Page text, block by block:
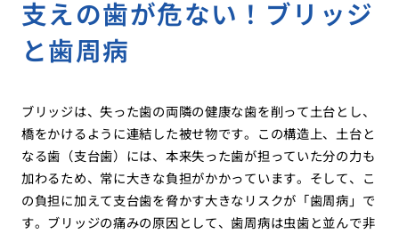
支えの歯が危ない！ブリッジ
と歯周病
ブリッジは、失った歯の両隣の健康な歯を削って土台とし、
橋をかけるように連結した被せ物です。この構造上、土台と
なる歯（支台歯）には、本来失った歯が担っていた分の力も
加わるため、常に大きな負担がかかっています。そして、こ
の負担に加えて支台歯を脅かす大きなリスクが「歯周病」で
す。ブリッジの痛みの原因として、歯周病は虫歯と並んで非